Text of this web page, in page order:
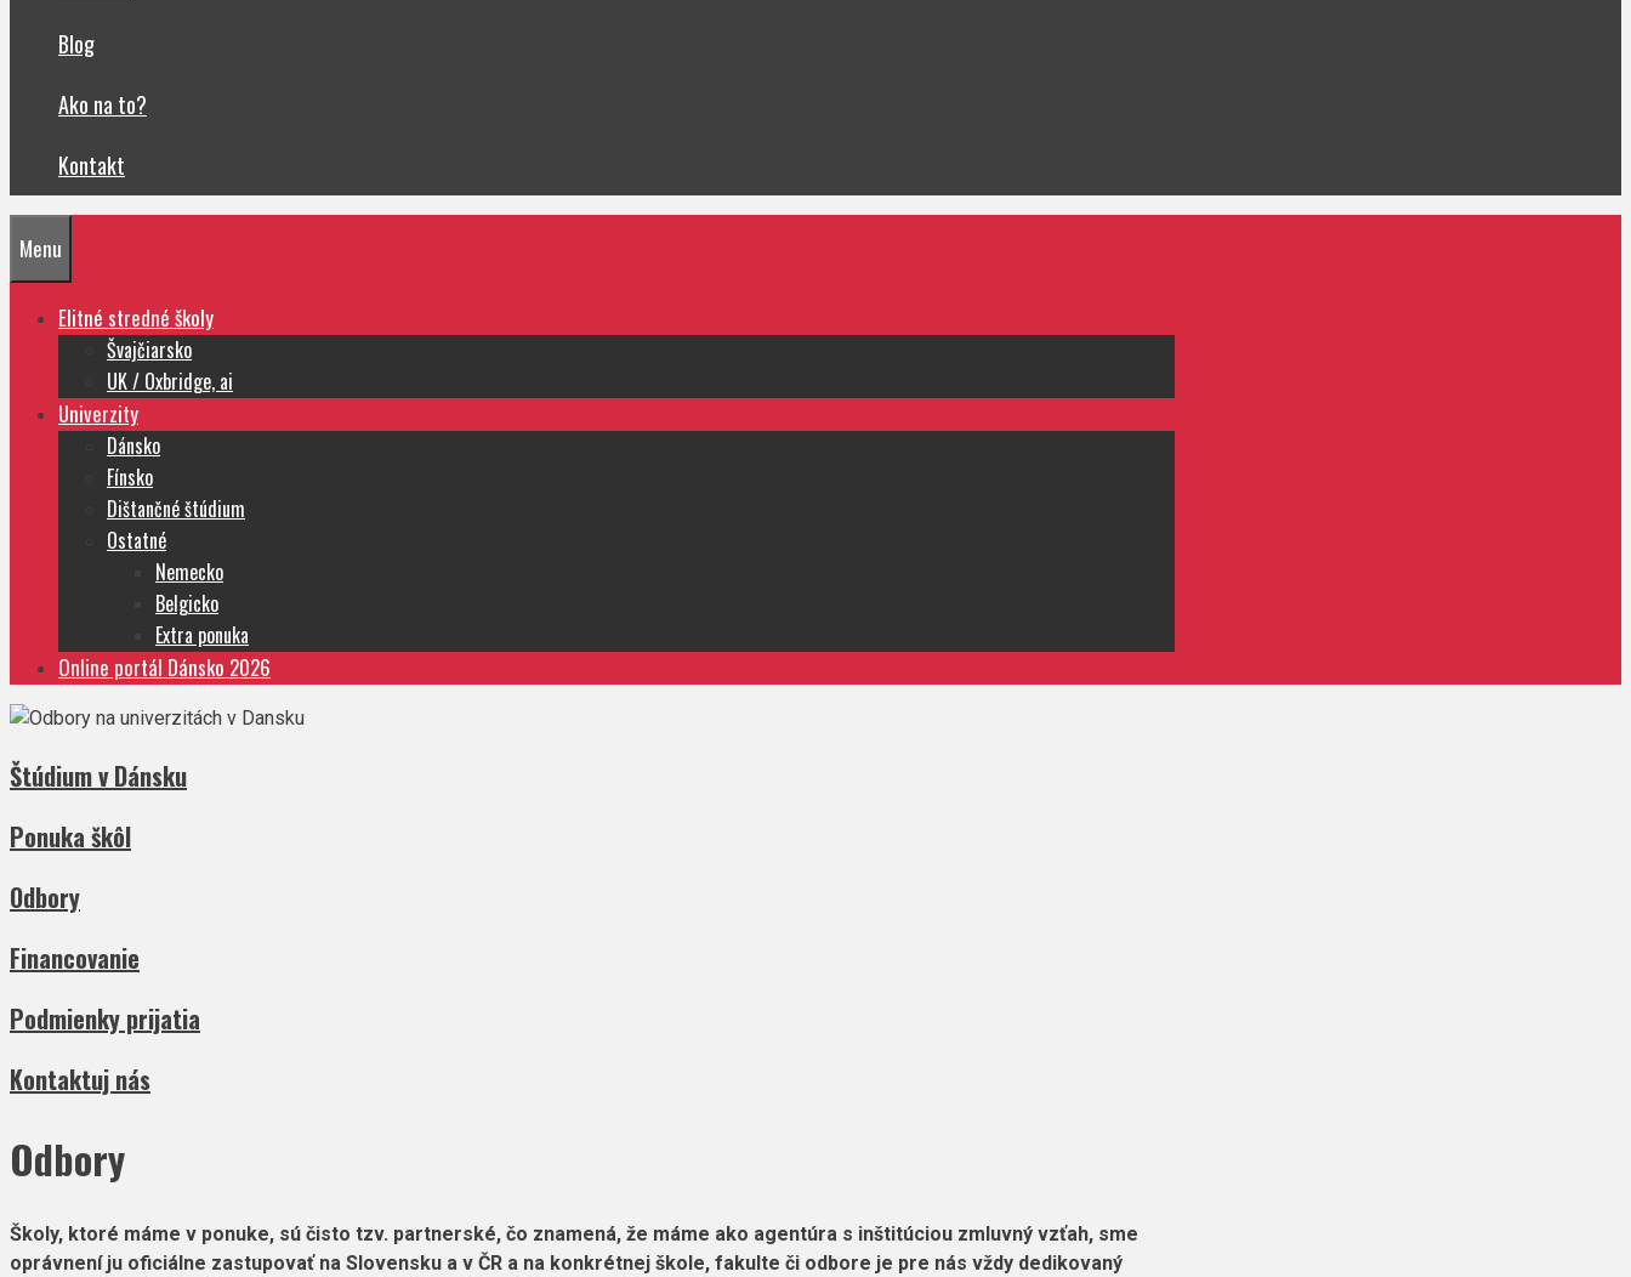
Blog
Ako na to?
Kontakt
Menu
Elitné stredné školy
Švajčiarsko
UK / Oxbridge, ai
Univerzity
Dánsko
Fínsko
Dištančné štúdium
Ostatné
Nemecko
Belgicko
Extra ponuka
Online portál Dánsko 2026
Štúdium v Dánsku
Ponuka škôl
Odbory
Financovanie
Podmienky prijatia
Kontaktuj nás
Odbory
Školy, ktoré máme v ponuke, sú čisto tzv. partnerské, čo znamená, že máme ako agentúra s inštitúciou zmluvný vzťah, sme
oprávnení ju oficiálne zastupovať na Slovensku a v ČR a na konkrétnej škole, fakulte či odbore je pre nás vždy dedikovaný